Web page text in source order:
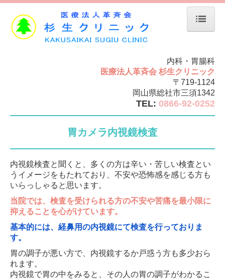
ホーム
大腸カメラ検査
一般内科
生活習慣病・健康診断
予防接種
通所リハビリ
アクセス
内科・胃腸科
医療法人革斉会 杉生クリニック
〒719-1124
岡山県総社市三須1342
TEL: 0866-92-0252
胃カメラ内視鏡検査
内視鏡検査と聞くと、多くの方は辛い・苦しい検査とい
うイメージをもたれており、不安や恐怖感を感じる方も
いらっしゃると思います。
当院では、検査を受けられる方の不安や苦痛を最小限に
抑えることを心がけています。
基本的には、経鼻用の内視鏡にて検査を行っておりま
す。
胃の調子が悪い方で、内視鏡するか戸惑う方も多少おら
れます。
内視鏡で胃の中をみると、 その人の胃の調子がわかるこ